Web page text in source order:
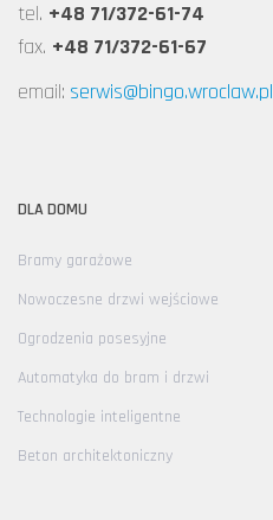
tel. +48 71/372-61-74
fax. +48 71/372-61-67
email: serwis@bingo.wroclaw.pl
DLA DOMU
Bramy garażowe
Nowoczesne drzwi wejściowe
Ogrodzenia posesyjne
Automatyka do bram i drzwi
Technologie inteligentne
Beton architektoniczny